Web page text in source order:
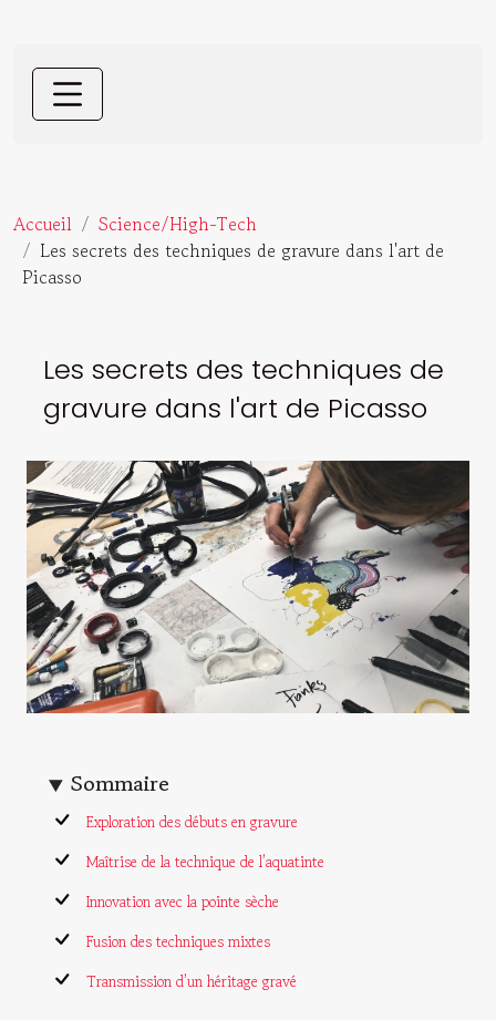
Accueil
Science/High-Tech
Les secrets des techniques de gravure dans l'art de
Picasso
Les secrets des techniques de
gravure dans l'art de Picasso
Sommaire
Exploration des débuts en gravure
Maîtrise de la technique de l’aquatinte
Innovation avec la pointe sèche
Fusion des techniques mixtes
Transmission d’un héritage gravé